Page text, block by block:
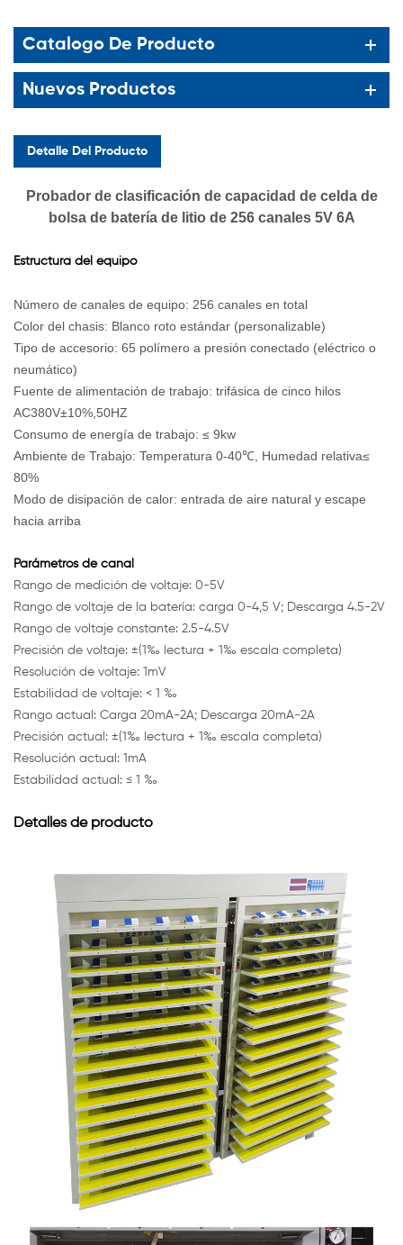
Catalogo De Producto
Nuevos Productos
Detalle Del Producto
Probador de clasificación de capacidad de celda de
bolsa de batería de litio de 256 canales 5V 6A
Estructura del equipo
Número de canales de equipo: 256 canales en total
Color del chasis: Blanco roto estándar (personalizable)
Tipo de accesorio: 65 polímero a presión conectado (eléctrico o
neumático)
Fuente de alimentación de trabajo: trifásica de cinco hilos
AC380V±10%,50HZ
Consumo de energía de trabajo: ≤ 9kw
Ambiente de Trabajo: Temperatura 0-40℃, Humedad relativa≤
80%
Modo de disipación de calor: entrada de aire natural y escape
hacia arriba
Parámetros de canal
Rango de medición de voltaje: 0-5V
Rango de voltaje de la batería: carga 0-4,5 V; Descarga 4.5-2V
Rango de voltaje constante: 2.5-4.5V
Precisión de voltaje: ±(1‰ lectura + 1‰ escala completa)
Resolución de voltaje: 1mV
Estabilidad de voltaje: < 1 ‰
Rango actual: Carga 20mA-2A; Descarga 20mA-2A
Precisión actual: ±(1‰ lectura + 1‰ escala completa)
Resolución actual: 1mA
Estabilidad actual: ≤ 1 ‰
Detalles de producto